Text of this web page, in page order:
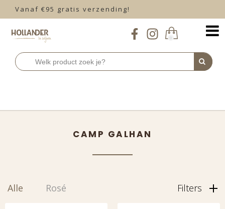
Vanaf €95 gratis verzending!
0
CAMP GALHAN
Alle Rosé Filters